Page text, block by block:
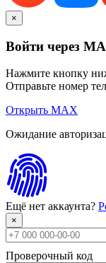
×
Войти через
Нажмите кнопку
Отправьте номер
Открыть MAX
Ожидание
Ещё нет аккаунта?
×
Проверочный код